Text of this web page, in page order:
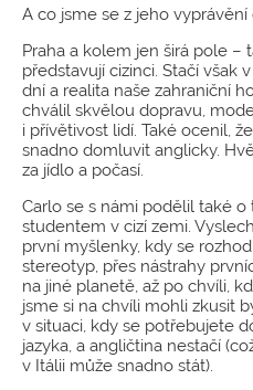
A co jsme se z jeho vyprávění
Praha a kolem jen širá pole –
představují cizinci. Stačí však
dní a realita naše zahraniční
chválil skvělou dopravu,
i přívětivost lidí. Také ocenil,
snadno domluvit anglicky.
za jídlo a počasí.
Carlo se s námi podělil také
studentem v cizí zemi.
první myšlenky, kdy se
stereotyp, přes nástrahy
na jiné planetě, až po chvíli,
jsme si na chvíli mohli zkusit
v situaci, kdy se potřebujete
jazyka, a angličtina nestačí
v Itálii může snadno stát).